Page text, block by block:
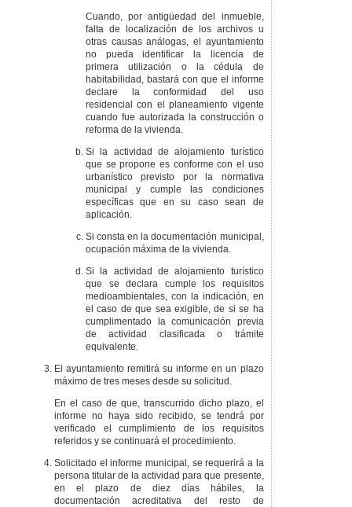
Cuando, por antigüedad del inmueble,
falta de localización de los archivos u
otras causas análogas, el ayuntamiento
no pueda identificar la licencia de
primera utilización o la cédula de
habitabilidad, bastará con que el informe
declare la conformidad del uso
residencial con el planeamiento vigente
cuando fue autorizada la construcción o
reforma de la vivienda.
Si la actividad de alojamiento turístico
que se propone es conforme con el uso
urbanístico previsto por la normativa
municipal y cumple las condiciones
específicas que en su caso sean de
aplicación.
Si consta en la documentación municipal,
ocupación máxima de la vivienda.
Si la actividad de alojamiento turístico
que se declara cumple los requisitos
medioambientales, con la indicación, en
el caso de que sea exigible, de si se ha
cumplimentado la comunicación previa
de actividad clasificada o trámite
equivalente.
El ayuntamiento remitirá su informe en un plazo
máximo de tres meses desde su solicitud.
En el caso de que, transcurrido dicho plazo, el
informe no haya sido recibido, se tendrá por
verificado el cumplimiento de los requisitos
referidos y se continuará el procedimiento.
Solicitado el informe municipal, se requerirá a la
persona titular de la actividad para que presente,
en el plazo de diez días hábiles, la
documentación acreditativa del resto de